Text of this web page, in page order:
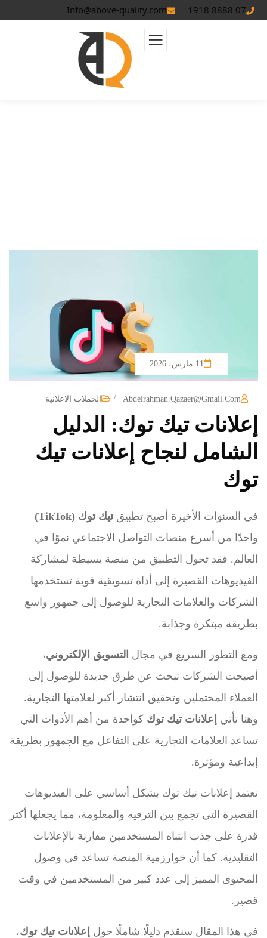
Info@above-quality.com 07 8888 1918
11 مارس، 2026
Abdelrahman.qazaer@gmail.com
/ الحملات الاعلانية
إعلانات تيك توك: الدليل
الشامل لنجاح إعلانات تيك
توك
في السنوات الأخيرة أصبح تطبيق تيك توك (TikTok)
واحدًا من أسرع منصات التواصل الاجتماعي نموًا في
العالم. فقد تحول التطبيق من منصة بسيطة لمشاركة
الفيديوهات القصيرة إلى أداة تسويقية قوية تستخدمها
الشركات والعلامات التجارية للوصول إلى جمهور واسع
بطريقة مبتكرة وجذابة.
ومع التطور السريع في مجال التسويق الإلكتروني،
أصبحت الشركات تبحث عن طرق جديدة للوصول إلى
العملاء المحتملين وتحقيق انتشار أكبر لعلامتها التجارية.
وهنا تأتي إعلانات تيك توك كواحدة من أهم الأدوات التي
تساعد العلامات التجارية على التفاعل مع الجمهور بطريقة
إبداعية ومؤثرة.
تعتمد إعلانات تيك توك بشكل أساسي على الفيديوهات
القصيرة التي تجمع بين الترفيه والمعلومة، مما يجعلها أكثر
قدرة على جذب انتباه المستخدمين مقارنة بالإعلانات
التقليدية. كما أن خوارزمية المنصة تساعد في وصول
المحتوى المميز إلى عدد كبير من المستخدمين في وقت
قصير.
في هذا المقال سنقدم دليلًا شاملًا حول إعلانات تيك توك،